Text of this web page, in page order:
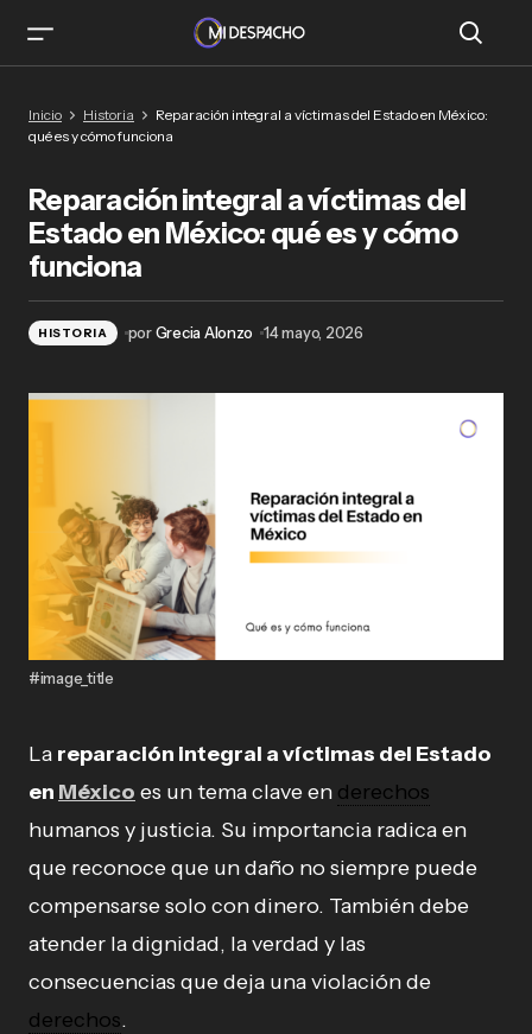
México: qué es y cómo funciona
Inicio Historia
Reparación integral a víctimas del Estado en México:
qué es y cómo funciona
Reparación integral a víctimas del
Estado en México: qué es y cómo
funciona
HISTORIA porGrecia Alonzo 14 mayo, 2026
#image_title
La reparación integral a víctimas del Estado
en México es un tema clave en derechos
humanos y justicia. Su importancia radica en
que reconoce que un daño no siempre puede
compensarse solo con dinero. También debe
atender la dignidad, la verdad y las
consecuencias que deja una violación de
derechos.